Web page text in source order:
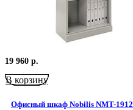
19 960 р.
В корзину
Офисный шкаф Nobilis NMT-1912